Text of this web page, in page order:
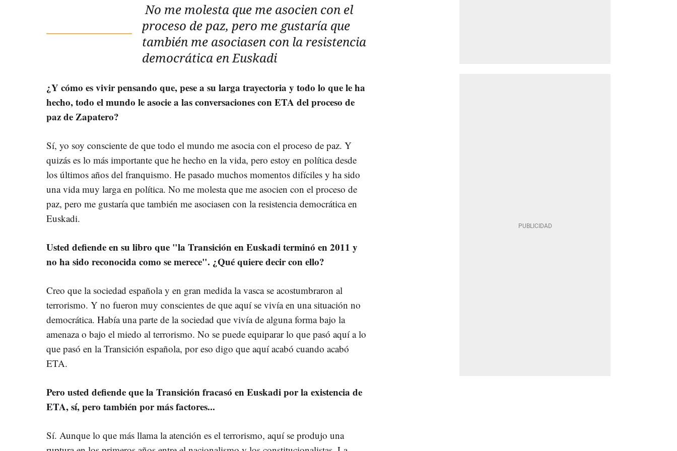
No me molesta que me asocien con el
proceso de paz, pero me gustaría que
también me asociasen con la resistencia
democrática en Euskadi
¿Y cómo es vivir pensando que, pese a su larga trayectoria y todo lo que le ha
hecho, todo el mundo le asocie a las conversaciones con ETA del proceso de
paz de Zapatero?
Sí, yo soy consciente de que todo el mundo me asocia con el proceso de paz. Y
quizás es lo más importante que he hecho en la vida, pero estoy en política desde
los últimos años del franquismo. He pasado muchos momentos difíciles y ha sido
una vida muy larga en política. No me molesta que me asocien con el proceso de
paz, pero me gustaría que también me asociasen con la resistencia democrática en
Euskadi.
Usted defiende en su libro que "la Transición en Euskadi terminó en 2011 y
no ha sido reconocida como se merece". ¿Qué quiere decir con ello?
Creo que la sociedad española y en gran medida la vasca se acostumbraron al
terrorismo. Y no fueron muy conscientes de que aquí se vivía en una situación no
democrática. Había una parte de la sociedad que vivía de alguna forma bajo la
amenaza o bajo el miedo al terrorismo. No se puede equiparar lo que pasó aquí a lo
que pasó en la Transición española, por eso digo que aquí acabó cuando acabó
ETA.
Pero usted defiende que la Transición fracasó en Euskadi por la existencia de
ETA, sí, pero también por más factores...
Sí. Aunque lo que más llama la atención es el terrorismo, aquí se produjo una